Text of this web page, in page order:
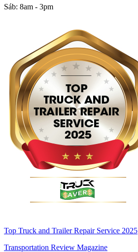
Sáb: 8am - 3pm
Top Truck and Trailer Repair Service 2025
Transportation Review Magazine